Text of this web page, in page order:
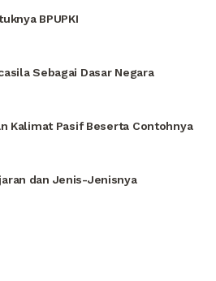
BPUPKI
Sebagai Dasar Negara
Kalimat Pasif Beserta Contohnya
dan Jenis-Jenisnya